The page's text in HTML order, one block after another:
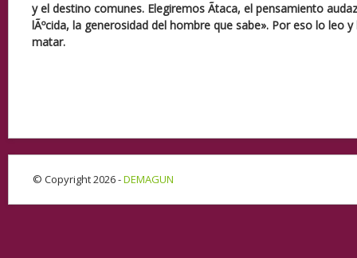
y el destino comunes. Elegiremos Ãtaca, el pensamiento
lÃºcida, la generosidad del hombre que sabe». Por eso lo leo
matar.
© Copyright 2026 -DEMAGUN